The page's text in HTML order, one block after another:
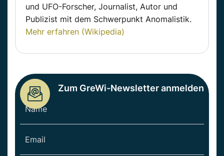
und UFO-Forscher, Journalist, Autor und
Publizist mit dem Schwerpunkt Anomalistik.
Mehr erfahren (Wikipedia)
Zum GreWi-Newsletter anmelden